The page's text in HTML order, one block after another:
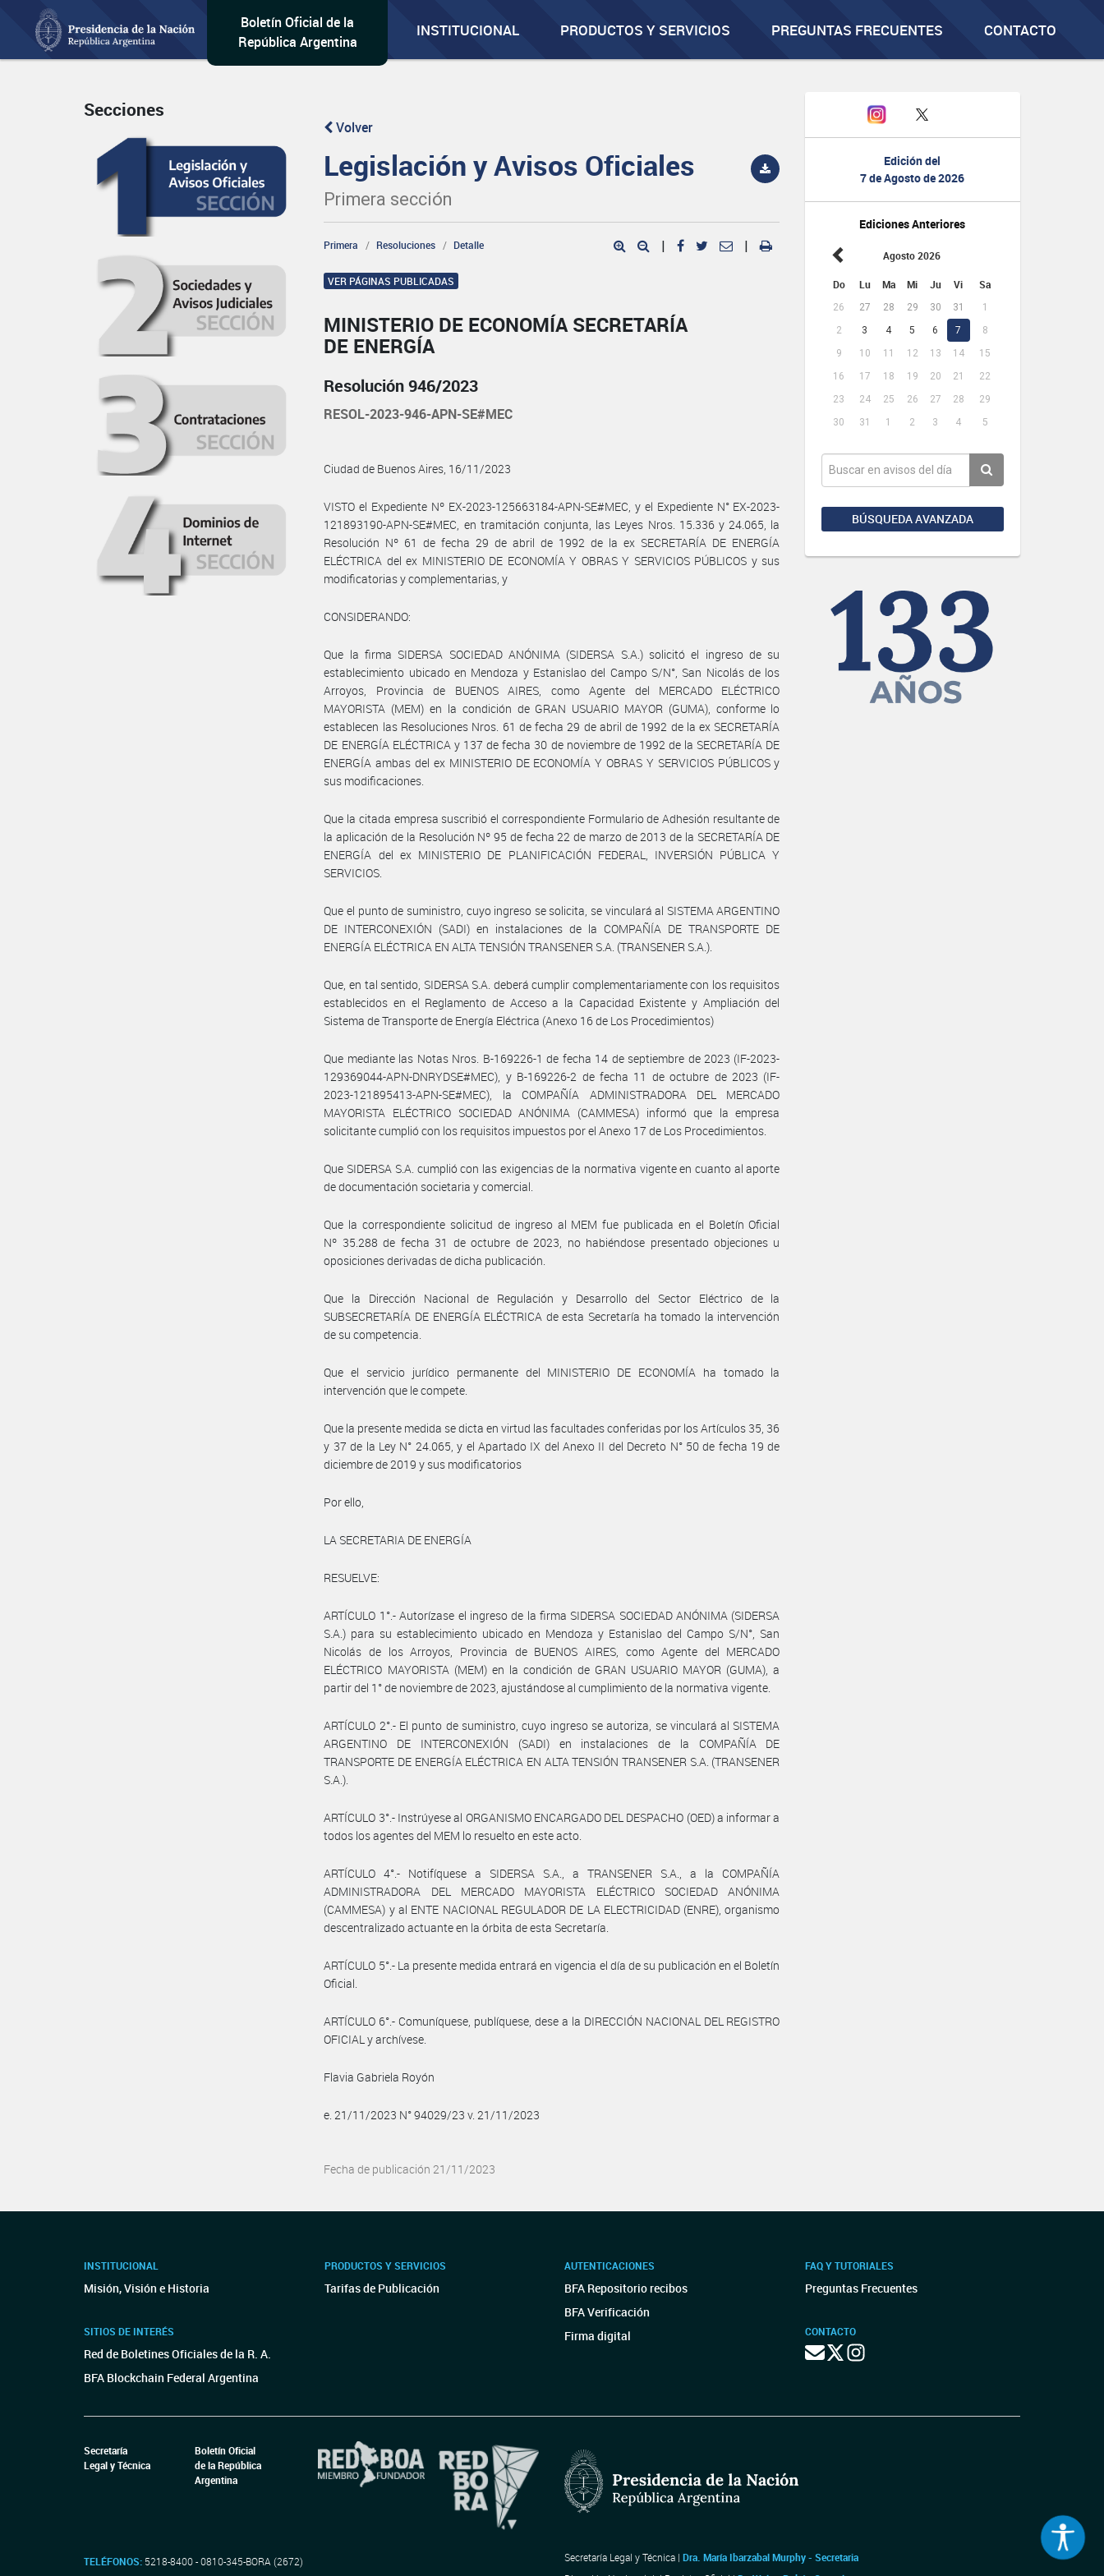
Boletín Oficial de la
República Argentina
INSTITUCIONAL PRODUCTOS Y SERVICIOS PREGUNTAS FRECUENTES CONTACTO
Edición del
7 de Agosto de 2026
Ediciones Anteriores
Agosto 2026
Do Lu Ma Mi Ju Vi Sa
26 27 28 29 30 31
1
2
3 4 5 6 7
8
9
10 11 12 13 14
15
16
17 18 19 20 21
22
23
24 25 26 27 28
29
30
31 1 2 3 4 5
BÚSQUEDA AVANZADA
Secciones
Volver
Legislación y Avisos Oficiales
Primera sección
Primera Resoluciones Detalle | |
VER PÁGINAS PUBLICADAS
MINISTERIO DE ECONOMÍA SECRETARÍA
DE ENERGÍA
Resolución 946/2023
RESOL-2023-946-APN-SE#MEC
Ciudad de Buenos Aires, 16/11/2023
VISTO el Expediente Nº EX-2023-125663184-APN-SE#MEC, y el Expediente N° EX-2023-
121893190-APN-SE#MEC, en tramitación conjunta, las Leyes Nros. 15.336 y 24.065, la
Resolución Nº 61 de fecha 29 de abril de 1992 de la ex SECRETARÍA DE ENERGÍA
ELÉCTRICA del ex MINISTERIO DE ECONOMÍA Y OBRAS Y SERVICIOS PÚBLICOS y sus
modificatorias y complementarias, y
CONSIDERANDO:
Que la firma SIDERSA SOCIEDAD ANÓNIMA (SIDERSA S.A.) solicitó el ingreso de su
establecimiento ubicado en Mendoza y Estanislao del Campo S/N°, San Nicolás de los
Arroyos, Provincia de BUENOS AIRES, como Agente del MERCADO ELÉCTRICO
MAYORISTA (MEM) en la condición de GRAN USUARIO MAYOR (GUMA), conforme lo
establecen las Resoluciones Nros. 61 de fecha 29 de abril de 1992 de la ex SECRETARÍA
DE ENERGÍA ELÉCTRICA y 137 de fecha 30 de noviembre de 1992 de la SECRETARÍA DE
ENERGÍA ambas del ex MINISTERIO DE ECONOMÍA Y OBRAS Y SERVICIOS PÚBLICOS y
sus modificaciones.
Que la citada empresa suscribió el correspondiente Formulario de Adhesión resultante de
la aplicación de la Resolución Nº 95 de fecha 22 de marzo de 2013 de la SECRETARÍA DE
ENERGÍA del ex MINISTERIO DE PLANIFICACIÓN FEDERAL, INVERSIÓN PÚBLICA Y
SERVICIOS.
Que el punto de suministro, cuyo ingreso se solicita, se vinculará al SISTEMA ARGENTINO
DE INTERCONEXIÓN (SADI) en instalaciones de la COMPAÑÍA DE TRANSPORTE DE
ENERGÍA ELÉCTRICA EN ALTA TENSIÓN TRANSENER S.A. (TRANSENER S.A.).
Que, en tal sentido, SIDERSA S.A. deberá cumplir complementariamente con los requisitos
establecidos en el Reglamento de Acceso a la Capacidad Existente y Ampliación del
Sistema de Transporte de Energía Eléctrica (Anexo 16 de Los Procedimientos)
Que mediante las Notas Nros. B-169226-1 de fecha 14 de septiembre de 2023 (IF-2023-
129369044-APN-DNRYDSE#MEC), y B-169226-2 de fecha 11 de octubre de 2023 (IF-
2023-121895413-APN-SE#MEC), la COMPAÑÍA ADMINISTRADORA DEL MERCADO
MAYORISTA ELÉCTRICO SOCIEDAD ANÓNIMA (CAMMESA) informó que la empresa
solicitante cumplió con los requisitos impuestos por el Anexo 17 de Los Procedimientos.
Que SIDERSA S.A. cumplió con las exigencias de la normativa vigente en cuanto al aporte
de documentación societaria y comercial.
Que la correspondiente solicitud de ingreso al MEM fue publicada en el Boletín Oficial
Nº 35.288 de fecha 31 de octubre de 2023, no habiéndose presentado objeciones u
oposiciones derivadas de dicha publicación.
Que la Dirección Nacional de Regulación y Desarrollo del Sector Eléctrico de la
SUBSECRETARÍA DE ENERGÍA ELÉCTRICA de esta Secretaría ha tomado la intervención
de su competencia.
Que el servicio jurídico permanente del MINISTERIO DE ECONOMÍA ha tomado la
intervención que le compete.
Que la presente medida se dicta en virtud las facultades conferidas por los Artículos 35, 36
y 37 de la Ley N° 24.065, y el Apartado IX del Anexo II del Decreto N° 50 de fecha 19 de
diciembre de 2019 y sus modificatorios
Por ello,
LA SECRETARIA DE ENERGÍA
RESUELVE:
ARTÍCULO 1°.- Autorízase el ingreso de la firma SIDERSA SOCIEDAD ANÓNIMA (SIDERSA
S.A.) para su establecimiento ubicado en Mendoza y Estanislao del Campo S/N°, San
Nicolás de los Arroyos, Provincia de BUENOS AIRES, como Agente del MERCADO
ELÉCTRICO MAYORISTA (MEM) en la condición de GRAN USUARIO MAYOR (GUMA), a
partir del 1° de noviembre de 2023, ajustándose al cumplimiento de la normativa vigente.
ARTÍCULO 2°.- El punto de suministro, cuyo ingreso se autoriza, se vinculará al SISTEMA
ARGENTINO DE INTERCONEXIÓN (SADI) en instalaciones de la COMPAÑÍA DE
TRANSPORTE DE ENERGÍA ELÉCTRICA EN ALTA TENSIÓN TRANSENER S.A. (TRANSENER
S.A.).
ARTÍCULO 3°.- Instrúyese al ORGANISMO ENCARGADO DEL DESPACHO (OED) a informar a
todos los agentes del MEM lo resuelto en este acto.
ARTÍCULO 4°.- Notifíquese a SIDERSA S.A., a TRANSENER S.A., a la COMPAÑÍA
ADMINISTRADORA DEL MERCADO MAYORISTA ELÉCTRICO SOCIEDAD ANÓNIMA
(CAMMESA) y al ENTE NACIONAL REGULADOR DE LA ELECTRICIDAD (ENRE), organismo
descentralizado actuante en la órbita de esta Secretaría.
ARTÍCULO 5°.- La presente medida entrará en vigencia el día de su publicación en el Boletín
Oficial.
ARTÍCULO 6°.- Comuníquese, publíquese, dese a la DIRECCIÓN NACIONAL DEL REGISTRO
OFICIAL y archívese.
Flavia Gabriela Royón
e. 21/11/2023 N° 94029/23 v. 21/11/2023
Fecha de publicación 21/11/2023
INSTITUCIONAL
Misión, Visión e Historia
SITIOS DE INTERÉS
Red de Boletines Oficiales de la R. A.
BFA Blockchain Federal Argentina
PRODUCTOS Y SERVICIOS
Tarifas de Publicación
AUTENTICACIONES
BFA Repositorio recibos
BFA Verificación
Firma digital
FAQ Y TUTORIALES
Preguntas Frecuentes
CONTACTO
Secretaría
Legal y Técnica
Boletín Oficial
de la República
Argentina
TELÉFONOS: 5218-8400 - 0810-345-BORA (2672) Secretaría Legal y Técnica | Dra. María Ibarzabal Murphy - Secretaria